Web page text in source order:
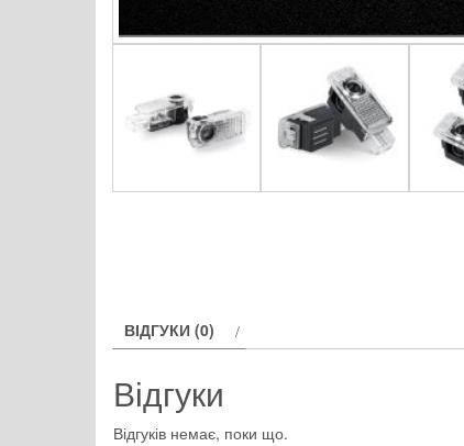
ВІДГУКИ (0)
Відгуки
Відгуків немає, поки що.